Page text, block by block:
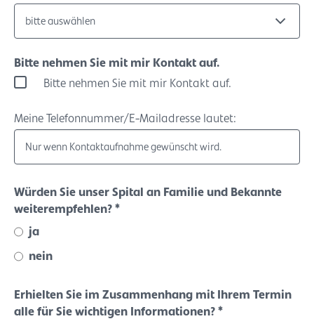
Bitte nehmen Sie mit mir Kontakt auf.
Bitte nehmen Sie mit mir Kontakt auf.
Meine Telefonnummer/E-Mailadresse lautet:
Würden Sie unser Spital an Familie und Bekannte
weiterempfehlen? *
ja
nein
Erhielten Sie im Zusammenhang mit Ihrem Termin
alle für Sie wichtigen Informationen? *